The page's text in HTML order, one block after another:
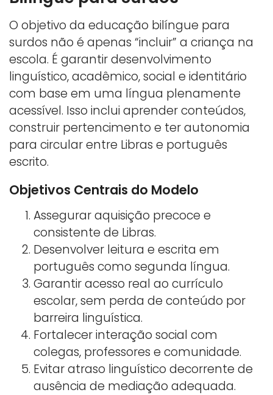
O objetivo da educação bilíngue para
surdos não é apenas “incluir” a criança na
escola. É garantir desenvolvimento
linguístico, acadêmico, social e identitário
com base em uma língua plenamente
acessível. Isso inclui aprender conteúdos,
construir pertencimento e ter autonomia
para circular entre Libras e português
escrito.
Objetivos Centrais do Modelo
Assegurar aquisição precoce e
consistente de Libras.
Desenvolver leitura e escrita em
português como segunda língua.
Garantir acesso real ao currículo
escolar, sem perda de conteúdo por
barreira linguística.
Fortalecer interação social com
colegas, professores e comunidade.
Evitar atraso linguístico decorrente de
ausência de mediação adequada.